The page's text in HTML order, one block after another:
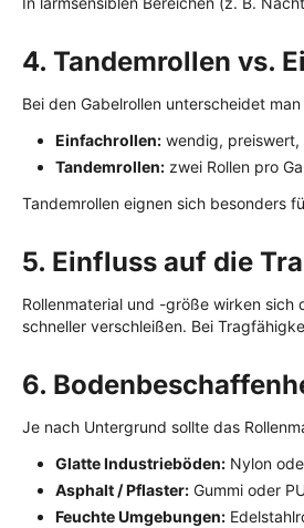
4. Tandemrollen vs.
Bei den Gabelrollen unterscheidet
Einfachrollen: wendig,
Tandemrollen: zwei Rollen pro
Tandemrollen eignen sich besonders
5. Einfluss auf die
Rollenmaterial und -größe wirken
schneller verschleißen. Bei
6.
Je nach Untergrund sollte das
Glatte Industrieböden: Nylon
Asphalt / Pflaster: Gummi oder
Feuchte Umgebungen: